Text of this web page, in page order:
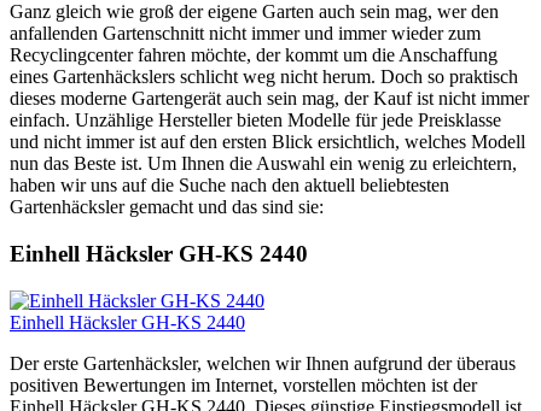
Ganz gleich wie groß der eigene Garten auch sein mag, wer den
anfallenden Gartenschnitt nicht immer und immer wieder zum
Recyclingcenter fahren möchte, der kommt um die Anschaffung
eines Gartenhäckslers schlicht weg nicht herum. Doch so praktisch
dieses moderne Gartengerät auch sein mag, der Kauf ist nicht immer
einfach. Unzählige Hersteller bieten Modelle für jede Preisklasse
und nicht immer ist auf den ersten Blick ersichtlich, welches Modell
nun das Beste ist. Um Ihnen die Auswahl ein wenig zu erleichtern,
haben wir uns auf die Suche nach den aktuell beliebtesten
Gartenhäcksler gemacht und das sind sie:
Einhell Häcksler GH-KS 2440
Einhell Häcksler GH-KS 2440
Der erste Gartenhäcksler, welchen wir Ihnen aufgrund der überaus
positiven Bewertungen im Internet, vorstellen möchten ist der
Einhell Häcksler GH-KS 2440. Dieses günstige Einstiegsmodell ist